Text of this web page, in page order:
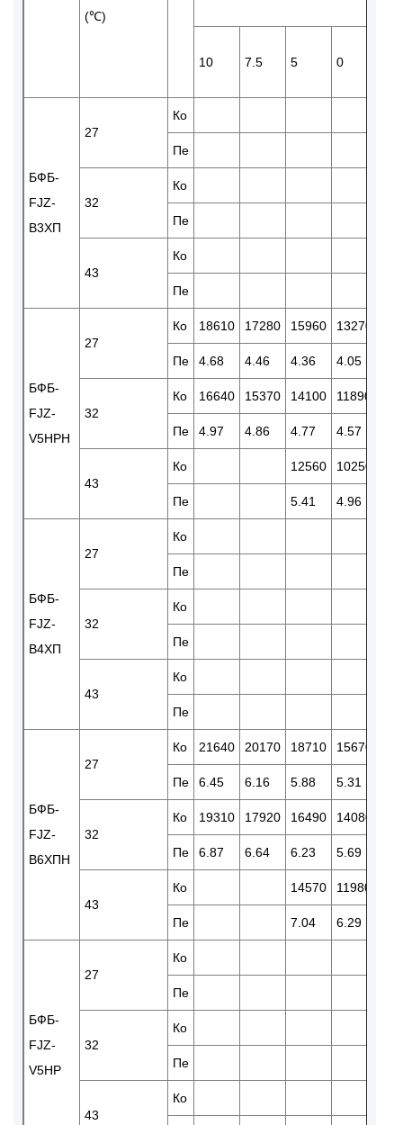
(℃)
10 7.5 5 0
БФБ-
FJZ-
В3ХП
27
Ко
Пе
32
Ко
Пе
43
Ко
Пе
БФБ-
FJZ-
V5HPH
27
Ко 18610 17280 15960 13270
Пе 4.68 4.46 4.36 4.05
32
Ко 16640 15370 14100 11890
Пе 4.97 4.86 4.77 4.57
43
Ко 12560 10250
Пе 5.41 4.96
БФБ-
FJZ-
В4ХП
27
Ко
Пе
32
Ко
Пе
43
Ко
Пе
БФБ-
FJZ-
В6ХПH
27
Ко 21640 20170 18710 15670
Пе 6.45 6.16 5.88 5.31
32
Ко 19310 17920 16490 14080
Пе 6.87 6.64 6.23 5.69
43
Ко 14570 11980
Пе 7.04 6.29
БФБ-
FJZ-
V5HP
27
Ко
Пе
32
Ко
Пе
43
Ко